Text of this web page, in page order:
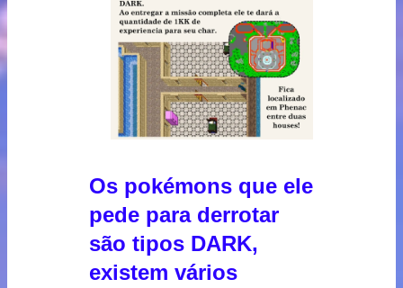
Os pokémons que ele
pede para derrotar
são tipos DARK,
existem vários